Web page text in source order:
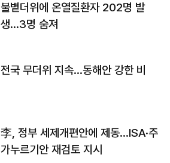
불볕더위에 온열질환자 202명 발
생…3명 숨져
전국 무더위 지속…동해안 강한 비
李, 정부 세제개편안에 제동…ISA·주
가누르기안 재검토 지시